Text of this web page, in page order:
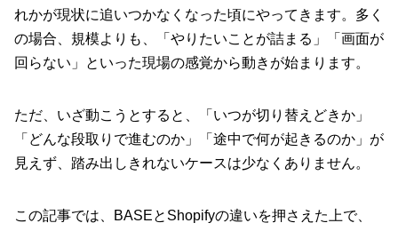
れかが現状に追いつかなくなった頃にやってきます。多く
の場合、規模よりも、「やりたいことが詰まる」「画面が
回らない」といった現場の感覚から動きが始まります。
ただ、いざ動こうとすると、「いつが切り替えどきか」
「どんな段取りで進むのか」「途中で何が起きるのか」が
見えず、踏み出しきれないケースは少なくありません。
この記事では、BASEとShopifyの違いを押さえた上で、